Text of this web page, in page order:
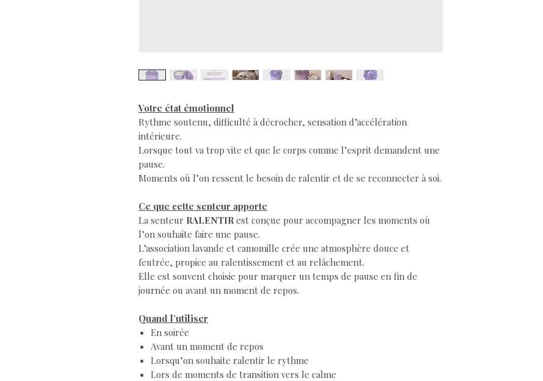
Votre état émotionnel
Rythme soutenu, difficulté à décrocher, sensation d’accélération
intérieure.
Lorsque tout va trop vite et que le corps comme l’esprit demandent une
pause.
Moments où l’on ressent le besoin de ralentir et de se reconnecter à soi.
Ce que cette senteur apporte
La senteur RALENTIR est conçue pour accompagner les moments où
l’on souhaite faire une pause.
L’association lavande et camomille crée une atmosphère douce et
feutrée, propice au ralentissement et au relâchement.
Elle est souvent choisie pour marquer un temps de pause en fin de
journée ou avant un moment de repos.
Quand l’utiliser
En soirée
Avant un moment de repos
Lorsqu’on souhaite ralentir le rythme
Lors de moments de transition vers le calme